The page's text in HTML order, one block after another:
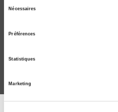
Nécessaires
Préférences
Statistiques
Marketing
Comment ça matche ?
Melchior Simioni, Philippe Steiner